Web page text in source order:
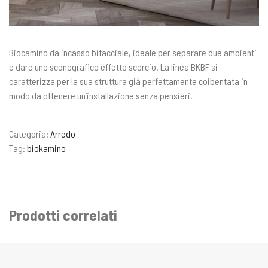
Biocamino da incasso bifacciale, ideale per separare due ambienti
e dare uno scenografico effetto scorcio. La linea BKBF si
caratterizza per la sua struttura già perfettamente coibentata in
modo da ottenere un’installazione senza pensieri.
Categoria: Arredo
Tag: biokamino
Prodotti correlati